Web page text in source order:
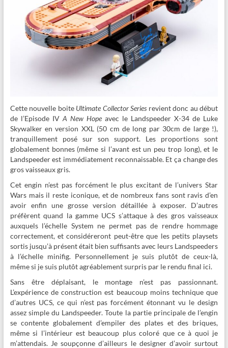
Cette nouvelle boite Ultimate Collector Series revient donc au début
de l’Episode IV A New Hopeavec le Landspeeder X-34 de Luke
Skywalker en version XXL (50 cm de long par 30cm de large !),
tranquillement posé sur son support. Les proportions sont
globalement bonnes (même si l’avant est un peu trop long), et le
Landspeeder est immédiatement reconnaissable. Et ça change des
gros vaisseaux gris.
Cet engin n’est pas forcément le plus excitant de l’univers Star
Wars mais il reste iconique, et de nombreux fans sont ravis d’en
avoir enfin une grosse version détaillée à exposer. D’autres
préfèrent quand la gamme UCS s’attaque à des gros vaisseaux
auxquels l’échelle System ne permet pas de rendre hommage
correctement, et considéreront peut-être que les petits playsets
sortis jusqu’à présent était bien suffisants avec leurs Landspeeders
à l’échelle minifig. Personnellement je suis plutôt de ceux-là,
même si je suis plutôt agréablement surpris par le rendu final ici.
Sans être déplaisant, le montage n’est pas passionnant.
L’expérience de construction est beaucoup moins technique que
d’autres UCS, ce qui n’est pas forcément étonnant vu le design
assez simple du Landspeeder. Toute la partie principale de l’engin
se contente globalement d’empiler des plates et des briques,
même si l’intérieur est beaucoup plus coloré que ce à quoi je
m’attendais. Je soupçonne d’ailleurs le designer d’avoir surtout